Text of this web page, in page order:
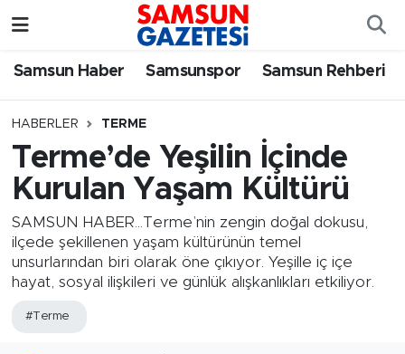
Samsun Haber Samsunspor Samsun Rehberi
HABERLER TERME
Terme’de Yeşilin İçinde
Kurulan Yaşam Kültürü
SAMSUN HABER...Terme’nin zengin doğal dokusu,
ilçede şekillenen yaşam kültürünün temel
unsurlarından biri olarak öne çıkıyor. Yeşille iç içe
hayat, sosyal ilişkileri ve günlük alışkanlıkları etkiliyor.
#Terme
Samsun Haber
Samsun Rehberi
Samsun Nöbetçi Eczaneler
SAMSUN Namaz Vakitleri
Samsun Trafik Yoğunluk Haritası
Süper Lig Puan Durumu ve Fikstür